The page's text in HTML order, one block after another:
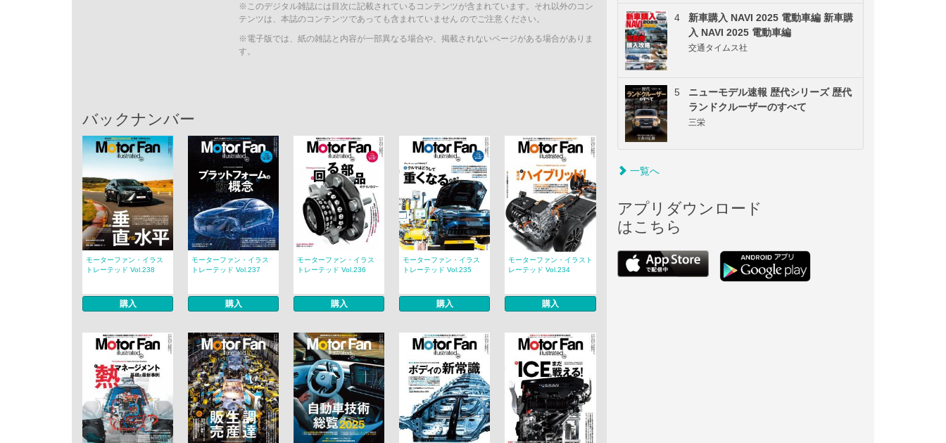
※このデジタル雑誌には目次に記載されているコンテンツが含まれています。それ以外のコン
テンツは、本誌のコンテンツであっても含まれていません のでご注意ください。
※電子版では、紙の雑誌と内容が一部異なる場合や、掲載されないページがある場合がありま
す。
バックナンバー
モーターファン・イラス
トレーテッド Vol.238
購入
モーターファン・イラス
トレーテッド Vol.237
購入
モーターファン・イラス
トレーテッド Vol.236
購入
モーターファン・イラス
トレーテッド Vol.235
購入
モーターファン・イラスト
レーテッド Vol.234
購入
4
新車購入 NAVI 2025 電動車編 新車購
入 NAVI 2025 電動車編
交通タイムス社
5
ニューモデル速報 歴代シリーズ 歴代
ランドクルーザーのすべて
三栄
一覧へ
アプリダウンロード
はこちら